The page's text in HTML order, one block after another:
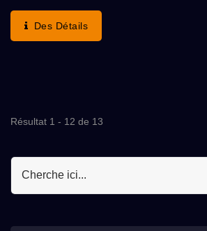
Fonctionne En Synchronisation,
Des Détails
Résultat 1 - 12 de 13